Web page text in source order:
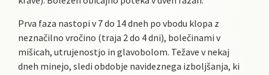
Prva faza nastopi v 7 do 14 dneh po vbodu klopa z
neznačilno vročino (traja 2 do 4 dni), bolečinami v
mišicah, utrujenostjo in glavobolom. Težave v nekaj
dneh minejo, sledi obdobje navideznega izboljšanja, ki